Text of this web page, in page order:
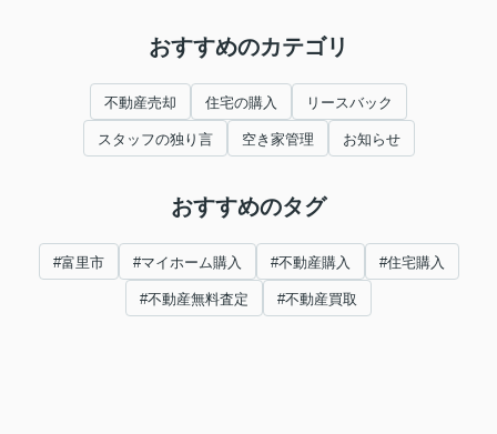
おすすめのカテゴリ
不動産売却 住宅の購入 リースバック
スタッフの独り言 空き家管理 お知らせ
おすすめのタグ
#富里市 #マイホーム購入 #不動産購入 #住宅購入
#不動産無料査定 #不動産買取